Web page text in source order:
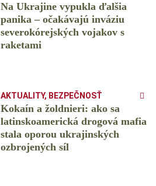
Na Ukrajine vypukla ďalšia
panika – očakávajú inváziu
severokórejských vojakov s
raketami
AKTUALITY, BEZPEČNOSŤ
Kokaín a žoldnieri: ako sa
latinskoamerická drogová mafia
stala oporou ukrajinských
ozbrojených síl